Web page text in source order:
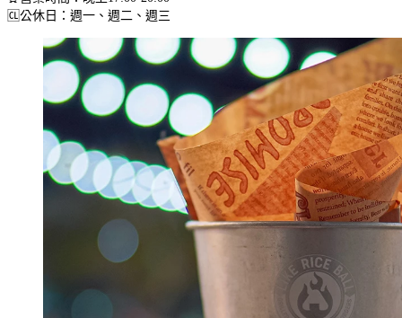
🆑公休日：週一、週二、週三